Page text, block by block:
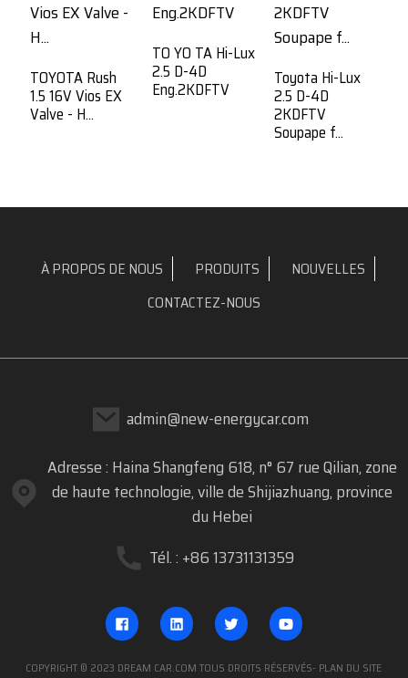
TOYOTA Rush
1.5 16V Vios EX
Valve - H...
TO YO TA Hi-Lux
2.5 D-4D
Eng.2KDFTV Toyota Hi-Lux
2.5 D-4D
2KDFTV
Soupape f...
À PROPOS DE NOUS PRODUITS
NOUVELLES
CONTACTEZ-NOUS
admin@new-energycar.com
Adresse : Haina Shangfeng 618, n° 67 rue Qilian, zone
de haute technologie, ville de Shijiazhuang, province
du Hebei
Tél. : +86 13731131359
COPYRIGHT © 2023 DREAM CAR.COM TOUS DROITS RÉSERVÉS- PLAN DU SITE